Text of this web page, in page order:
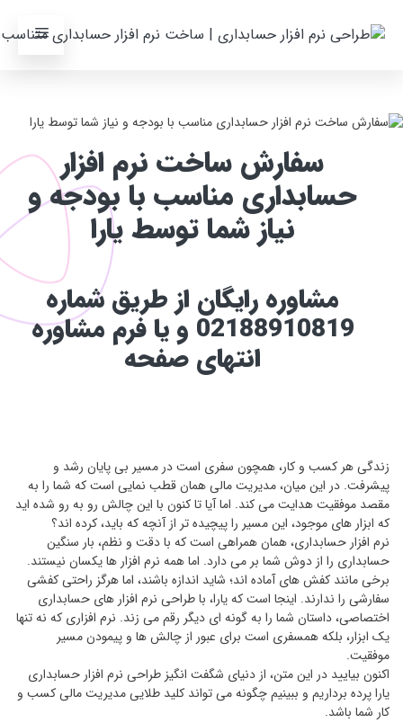
سفارش ساخت نرم افزار
حسابداری مناسب با بودجه و
نیاز شما توسط یارا
مشاوره رایگان از طریق شماره
02188910819 و یا فرم مشاوره
انتهای صفحه
زندگی هر کسب ‌و کار، همچون سفری است در مسیر بی ‌پایان رشد و
پیشرفت. در این میان، مدیریت مالی همان قطب‌ نمایی است که شما را به
مقصد موفقیت هدایت می‌ کند. اما آیا تا کنون با این چالش رو به رو شده ‌اید
که ابزار های موجود، این مسیر را پیچیده ‌تر از آنچه که باید، کرده ‌اند؟
نرم‌ افزار حسابداری، همان همراهی است که با دقت و نظم، بار سنگین
حسابداری را از دوش شما بر می‌ دارد. اما همه نرم ‌افزار ها یکسان نیستند.
برخی مانند کفش ‌های آماده‌ اند؛ شاید اندازه باشند، اما هرگز راحتی کفشی
سفارشی را ندارند. اینجا است که یارا، با طراحی نرم‌ افزار های حسابداری
اختصاصی، داستان شما را به گونه ‌ای دیگر رقم می‌ زند. نرم‌ افزاری که نه تنها
یک ابزار، بلکه همسفری است برای عبور از چالش ‌ها و پیمودن مسیر
موفقیت.
اکنون بیایید در این متن، از دنیای شگفت‌ انگیز طراحی نرم‌ افزار حسابداری
یارا پرده برداریم و ببینیم چگونه می‌ تواند کلید طلایی مدیریت مالی کسب ‌و
کار شما باشد.